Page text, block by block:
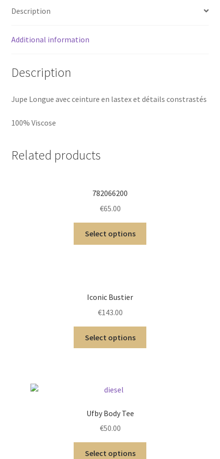
Description
Additional information
Description
Jupe Longue avec ceinture en lastex et détails constrastés
100% Viscose
Related products
782066200
€65.00
Select options
Iconic Bustier
€143.00
Select options
Ufby Body Tee
€50.00
Select options